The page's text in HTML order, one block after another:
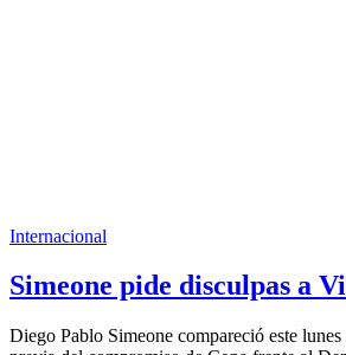
Internacional
Simeone pide disculpas a
Diego Pablo Simeone compareció este lunes